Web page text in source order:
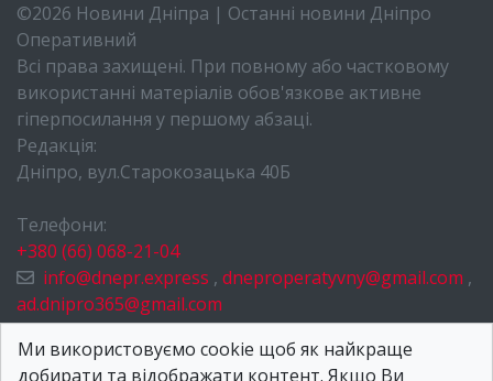
©2026 Новини Дніпра | Останні новини Дніпро
Оперативний
Всі права захищені. При повному або частковому
використанні матеріалів обов'язкове активне
гіперпосилання у першому абзаці.
Редакція:
Дніпро, вул.Старокозацька 40Б
Телефони:
+380 (66) 068-21-04
info@dnepr.express , dneproperatyvny@gmail.com ,
ad.dnipro365@gmail.com
НОВИНИ ДНІПРА
Ми використовуємо cookie щоб як найкраще
добирати та відображати контент. Якщо Ви